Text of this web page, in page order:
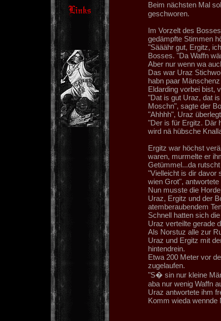
Beim nächsten Mal
geschworen.
Im Vorzelt des
gedämpfte Stimmen
"Sääähr gut, Ergitz,
Bosses. "Da Waffn
Aber nur wenn wa
Das war Uraz
habn paar
Eldarding vorbei bist,
"Dat is gut Uraz, dat
Moschn", sagte der
"Ahhhh", Uraz
"Der is für Ergitz. Där
wird nä hübsche
Ergitz war höchst
waren, murmelte er
Getümmel...da
"Vielleicht is dir davor
wien Grot",
Nun musste die
Uraz, Ergitz und der
atemberaubendem
Schnell hatten sich
Uraz verteilte gerade
Als Norstuz alle zur
Uraz und Ergitz mit
hintendrein.
Etwa 200 Meter vor
zugelaufen.
"S� sin nur kleine
aba nur wenig Waffn
Uraz antwortete ihm
Komm wieda wennde